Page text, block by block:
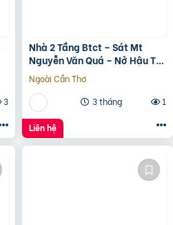
3
Nhà 2 Tầng Btct – Sát Mt
Nguyễn Văn Quá – Nở Hậu Tài
Lộc
Ngoài Cần Thơ
3 tháng
1
Liên hệ